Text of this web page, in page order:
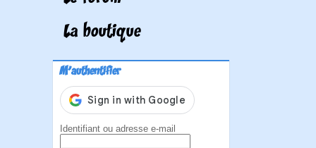
La boutique
M'authentifier
Identifiant ou adresse e-mail